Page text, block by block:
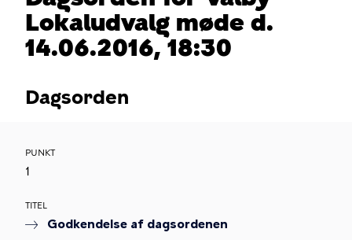
Lokaludvalg møde d.
14.06.2016, 18:30
Dagsorden
PUNKT
1
TITEL
Godkendelse af dagsordenen